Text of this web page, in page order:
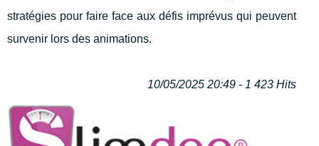
stratégies pour faire face aux défis imprévus qui peuvent
survenir lors des animations.
10/05/2025 20:49 - 1 423 Hits